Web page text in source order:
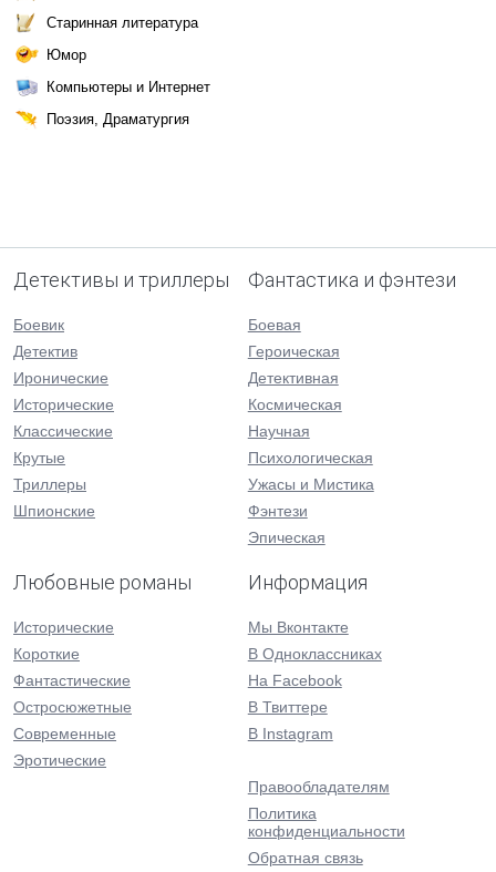
Старинная литература
Юмор
Компьютеры и Интернет
Поэзия, Драматургия
Детективы и триллеры
Боевик
Детектив
Иронические
Исторические
Классические
Крутые
Триллеры
Шпионские
Фантастика и фэнтези
Боевая
Героическая
Детективная
Космическая
Научная
Психологическая
Ужасы и Мистика
Фэнтези
Эпическая
Любовные романы
Исторические
Короткие
Фантастические
Остросюжетные
Современные
Эротические
Информация
Мы Вконтакте
В Одноклассниках
На Facebook
В Твиттере
В Instagram
Правообладателям
Политика
конфиденциальности
Обратная связь